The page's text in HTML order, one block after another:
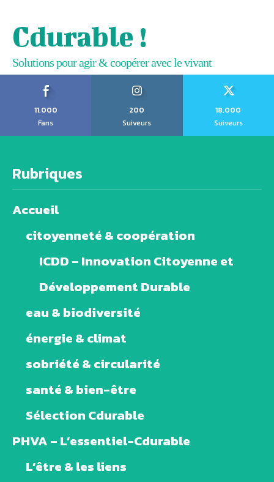
Cdurable !
Solutions pour agir & coopérer avec le vivant
11,000
Fans
200
Suiveurs
18,000
Suiveurs
Rubriques
Accueil
citoyenneté & coopération
ICDD – Innovation Citoyenne et
Développement Durable
eau & biodiversité
énergie & climat
sobriété & circularité
santé & bien-être
Sélection Cdurable
PHVA – L’essentiel-Cdurable
L’être & les liens